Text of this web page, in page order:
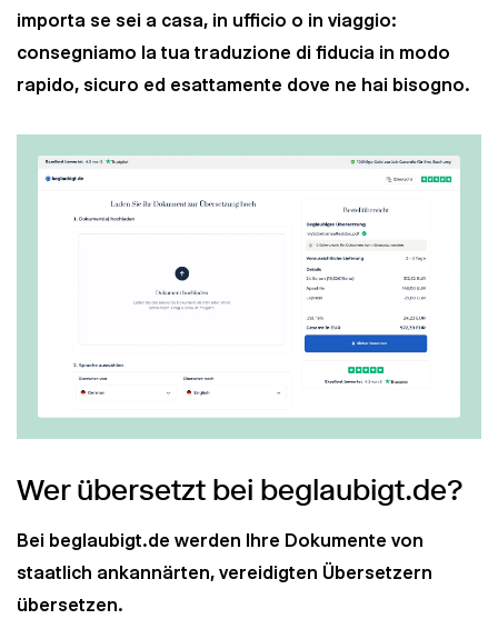
importa se sei a casa, in ufficio o in viaggio:
consegniamo la tua traduzione di fiducia in modo
rapido, sicuro ed esattamente dove ne hai bisogno.
Wer übersetzt bei beglaubigt.de?
Bei beglaubigt.de werden Ihre Dokumente von
staatlich ankannärten, vereidigten Übersetzern
übersetzen.